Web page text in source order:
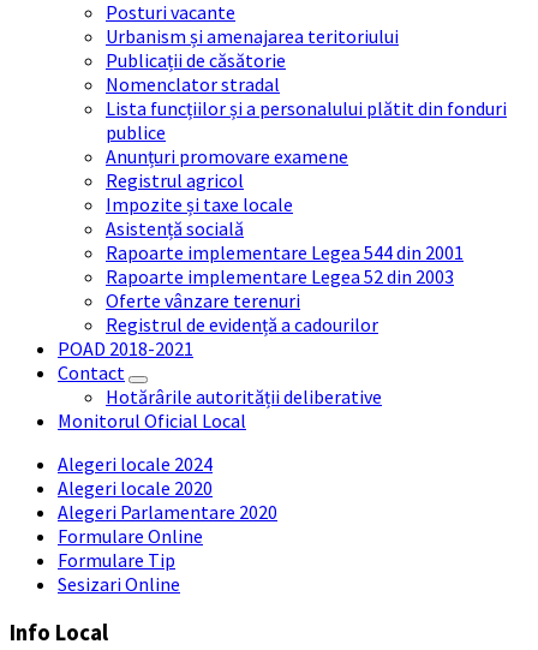
Posturi vacante
Urbanism și amenajarea teritoriului
Publicații de căsătorie
Nomenclator stradal
Lista funcțiilor și a personalului plătit din fonduri
publice
Anunțuri promovare examene
Registrul agricol
Impozite și taxe locale
Asistență socială
Rapoarte implementare Legea 544 din 2001
Rapoarte implementare Legea 52 din 2003
Oferte vânzare terenuri
Registrul de evidență a cadourilor
POAD 2018-2021
Contact
Hotărârile autorității deliberative
Monitorul Oficial Local
Alegeri locale 2024
Alegeri locale 2020
Alegeri Parlamentare 2020
Formulare Online
Formulare Tip
Sesizari Online
Info Local